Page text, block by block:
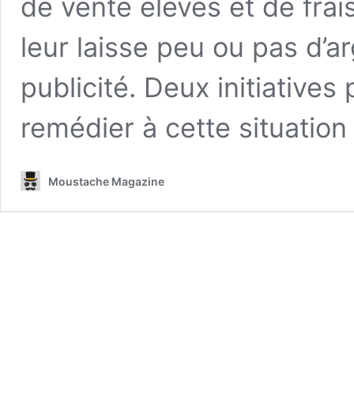
de vente élevés et de
leur laisse peu ou pas
publicité. Deux initiatives
remédier à cette
Moustache Magazine